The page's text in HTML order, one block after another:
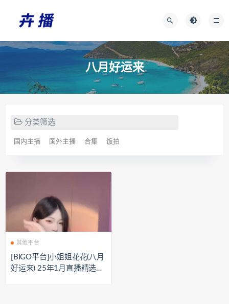
八月好运来
分类筛选
国内主播 国外主播 合集 饭拍
其他平台
[BIGO平台]小姐姐花花(八月
好运来) 25年1月直播精选合